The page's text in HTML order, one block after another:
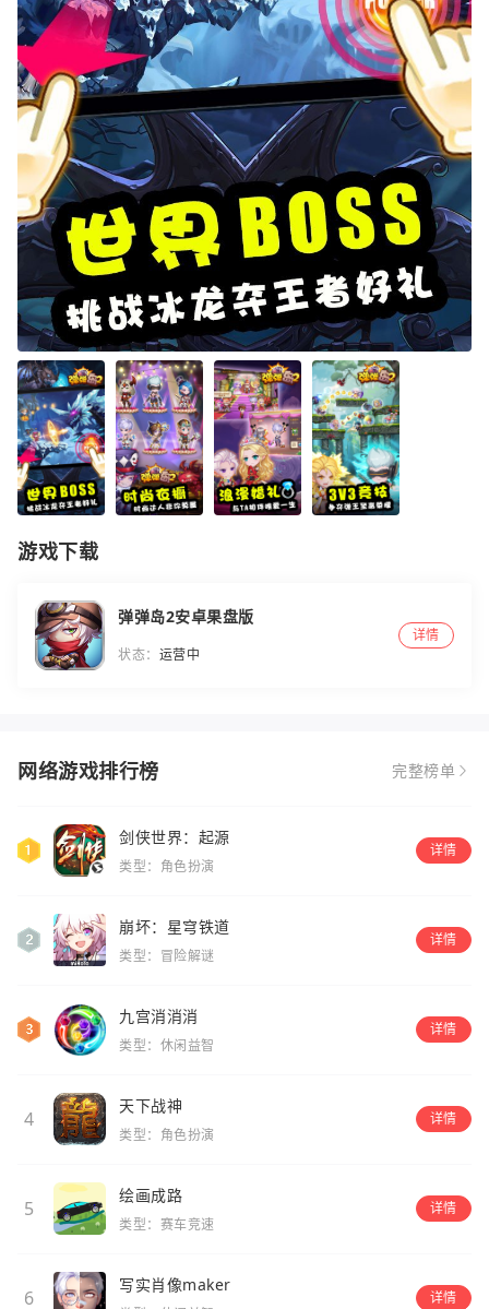
游戏下载
弹弹岛2安卓果盘版
状态： 运营中
详情
网络游戏排行榜 完整榜单
剑侠世界：起源
类型：角色扮演
详情
崩坏：星穹铁道
类型：冒险解谜
详情
九宫消消消
类型：休闲益智
详情
4
天下战神
类型：角色扮演
详情
5
绘画成路
类型：赛车竞速
详情
6
写实肖像maker
详情